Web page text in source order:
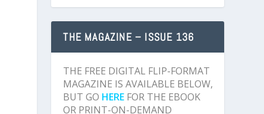
THE MAGAZINE – ISSUE 136
THE FREE DIGITAL FLIP-FORMAT
MAGAZINE IS AVAILABLE BELOW,
BUT GO HERE FOR THE EBOOK
OR PRINT-ON-DEMAND